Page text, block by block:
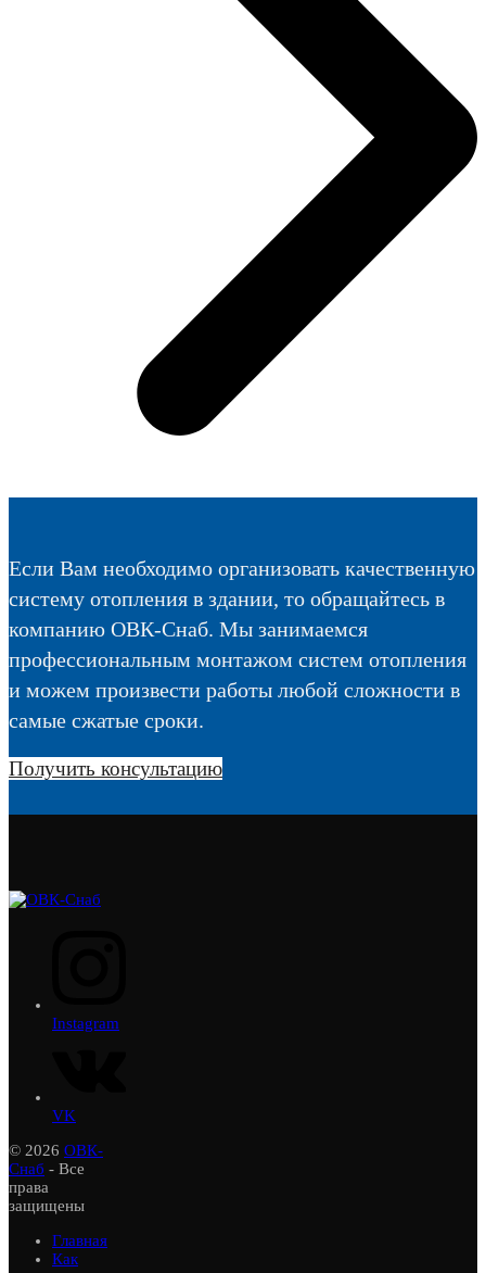
Если Вам необходимо организовать качественную
систему отопления в здании, то обращайтесь в
компанию ОВК-Снаб. Мы занимаемся
профессиональным монтажом систем отопления
и можем произвести работы любой сложности в
самые сжатые сроки.
Получить консультацию
Instagram
VK
© 2026 ОВК-
Снаб - Все
права
защищены
Главная
Как